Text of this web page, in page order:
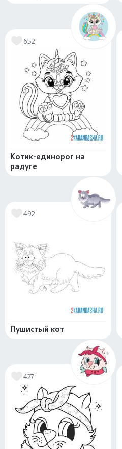
652
Котик-единорог на
радуге
492
Пушистый кот
427